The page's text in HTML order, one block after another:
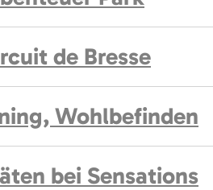
de Bresse
Wohlbefinden
bei Sensations